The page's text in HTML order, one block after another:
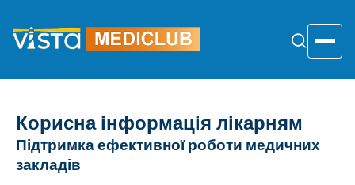
змісту
Корисна інформація лікарням
Підтримка ефективної роботи медичних
закладів